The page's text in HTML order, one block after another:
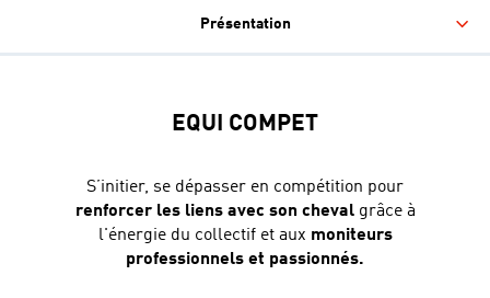
Présentation
EQUI COMPET
S’initier, se dépasser en compétition pour
renforcer les liens avec son chevalgrâce à
l'énergie du collectif et aux moniteurs
professionnels et passionnés.